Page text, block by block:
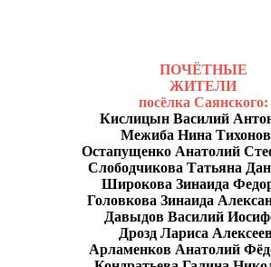
ПОЧЁТНЫЕ
ЖИТЕЛИ
посёлка Саянского:
Кислицын Василий
Межиба Нина
Остапущенко Анатолий
Слободчикова Татьяна
Широкова Зинаида
Головкова Зинаида
Давыдов Василий
Дрозд Лариса
Арламенков Анатолий